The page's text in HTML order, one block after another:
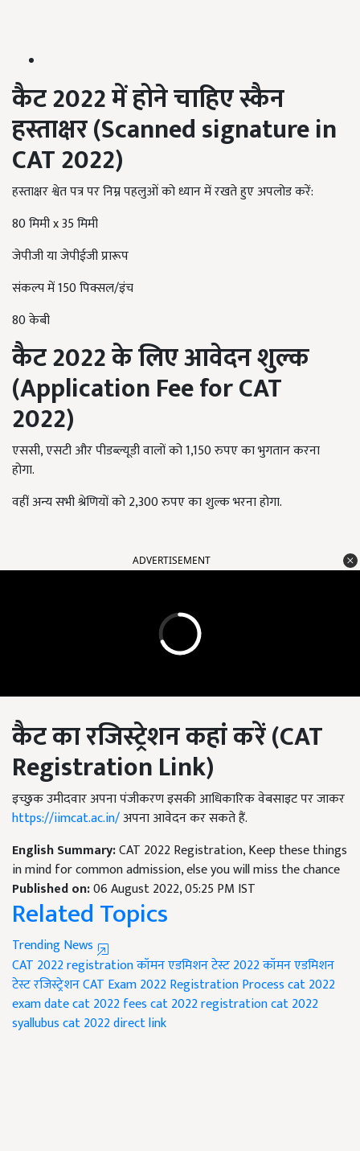
कैट 2022 में होने चाहिए स्कैन
हस्ताक्षर (Scanned signature in
CAT2022)
हस्ताक्षर श्वेत पत्र पर निम्न पहलुओं को ध्यान में रखते हुए अपलोड करें:
80 मिमी x 35 मिमी
जेपीजी या जेपीईजी प्रारूप
संकल्प में 150 पिक्सल/इंच
80 केबी
कैट 2022 के लिए आवेदन शुल्क
(Application Fee for CAT
2022)
एससी, एसटी और पीडब्ल्यूडी वालों को 1,150 रुपए का भुगतान करना
होगा.
वहीं अन्य सभी श्रेणियों को 2,300 रुपए का शुल्क भरना होगा.
ADVERTISEMENT
कैट का रजिस्ट्रेशन कहां करें (CAT
Registration Link)
इच्छुक उमीदवार अपना पंजीकरण इसकी आधिकारिक वेबसाइट पर जाकर
https://iimcat.ac.in/अपना आवेदन कर सकते हैं.
English Summary:CAT 2022 Registration, Keep these things
in mind for common admission, else you will miss the chance
Published on:06 August 2022, 05:25 PM IST
Related Topics
Trending News
CAT 2022 registrationकॉमन एडमिशन टेस्ट 2022कॉमन एडमिशन
टेस्ट रजिस्ट्रेशनCAT Exam 2022 Registration Processcat 2022
exam datecat 2022 feescat 2022 registrationcat 2022
syallubuscat 2022 direct link